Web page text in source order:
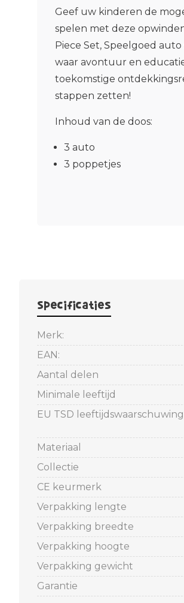
Geef uw kinderen de
spelen met deze
Piece Set, Speelgoed auto
waar avontuur en
toekomstige
stappen zetten!
Inhoud van de doos:
3 auto
3 poppetjes
Specificaties
Merk:
EAN:
Aantal delen
Minimale leeftijd
EU TSD leeftijdswaarschuwing
Materiaal
Collectie
CE keurmerk
Verpakking lengte
Verpakking breedte
Verpakking hoogte
Verpakking gewicht
Garantie